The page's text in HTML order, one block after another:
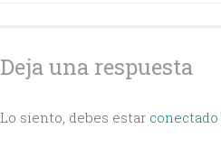
entradas
Deja una respuesta
Lo siento, debes estar conectado